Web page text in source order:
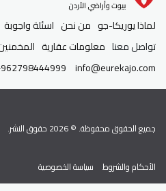
لماذا يوريكا-جو من نحن اسئلة واجوبة
تواصل معنا معلومات عقارية
info@eurekajo.com
جميع الحقوق محفوظة. ©2026 حقوق النشر.
الأحكام والشروط
سياسة الخصوصية